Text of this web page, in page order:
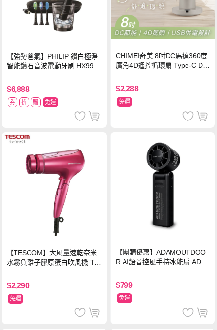
【強勢爸氣】PHILIP 鑽白極淨
智能鑽石音波電動牙刷 HX9924
$6,888
券 折 贈 免運
CHIMEI奇美 8吋DC馬達360度
廣角4D遙控循環扇 Type-C DF-
$2,288
免運
【TESCOM】大風量速乾奈米
水霧負離子膠原蛋白吹風機 TC
W
$2,290
免運
【團購優惠】ADAMOUTDOO
R AI語音控風手持冰能扇 ADF
$799
免運